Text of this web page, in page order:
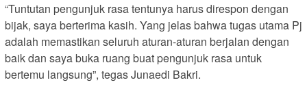
“Tuntutan pengunjuk rasa tentunya harus direspon dengan
bijak, saya berterima kasih. Yang jelas bahwa tugas utama Pj
adalah memastikan seluruh aturan-aturan berjalan dengan
baik dan saya buka ruang buat pengunjuk rasa untuk
bertemu langsung”, tegas Junaedi Bakri.